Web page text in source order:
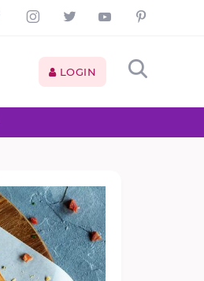
LOGIN